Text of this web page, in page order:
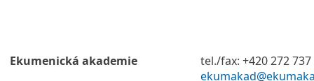
Ekumenická akademie
tel./fax: +420 272 737